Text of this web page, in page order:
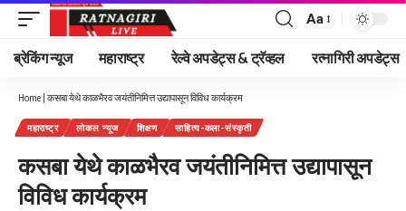
Font
Resizer
Aa
ब्रेकिंग न्यूज महाराष्ट्र रेल्वे अपडेट्स & ट्रॅव्हल रत्नागिरी अपडेट्स
Home | कसबा येथे काळभैरव जयंतीनिमित्त उद्यापासून विविध कार्यक्रम
महाराष्ट्र लोकल न्यूज शिक्षण साहित्य-कला-संस्कृती
कसबा येथे काळभैरव जयंतीनिमित्त उद्यापासून
विविध कार्यक्रम